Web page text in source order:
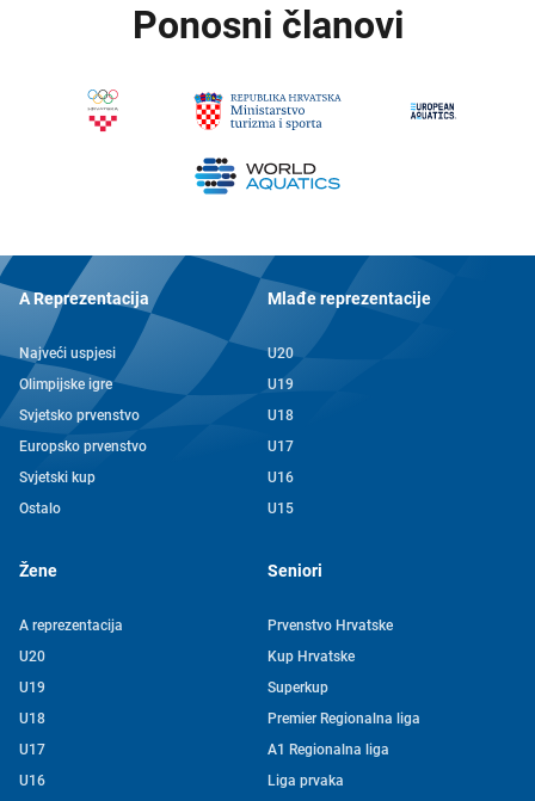
Ponosni članovi
A Reprezentacija
Najveći uspjesi
Olimpijske igre
Svjetsko prvenstvo
Europsko prvenstvo
Svjetski kup
Ostalo
Mlađe reprezentacije
U20
U19
U18
U17
U16
U15
Žene
A reprezentacija
U20
U19
U18
U17
U16
Seniori
Prvenstvo Hrvatske
Kup Hrvatske
Superkup
Premier Regionalna liga
A1 Regionalna liga
Liga prvaka